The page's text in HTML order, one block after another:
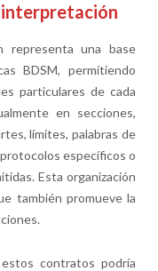
representa una base
BDSM, permitiendo
particulares de cada
en secciones,
límites, palabras de
específicos o
Esta organización
también promueve la
contratos podría